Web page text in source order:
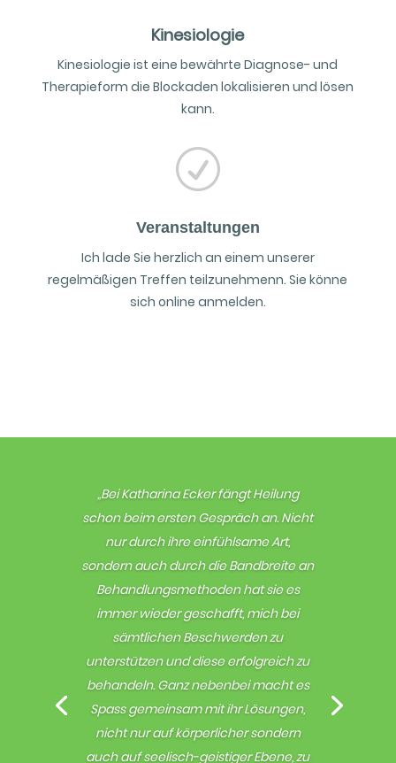
Kinesiologie
Kinesiologie ist eine bewährte Diagnose- und
Therapieform die Blockaden lokalisieren und lösen
kann.
R
Veranstaltungen
Ich lade Sie herzlich an einem unserer
regelmäßigen Treffen teilzunehmenn. Sie könne
sich online anmelden.
„Bei Katharina Ecker fängt Heilung
schon beim ersten Gespräch an. Nicht
nur durch ihre einfühlsame Art,
sondern auch durch die Bandbreite an
Behandlungsmethoden hat sie es
immer wieder geschafft, mich bei
sämtlichen Beschwerden zu
unterstützen und diese erfolgreich zu
behandeln. Ganz nebenbei macht es
Spass gemeinsam mit ihr Lösungen,
nicht nur auf körperlicher sondern
auch auf seelisch-geistiger Ebene, zu